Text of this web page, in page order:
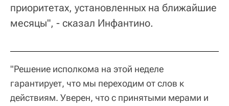
приоритетах, установленных на ближайшие
месяцы", - сказал Инфантино.
"Решение исполкома на этой неделе
гарантирует, что мы переходим от слов к
действиям. Уверен, что с принятыми мерами и